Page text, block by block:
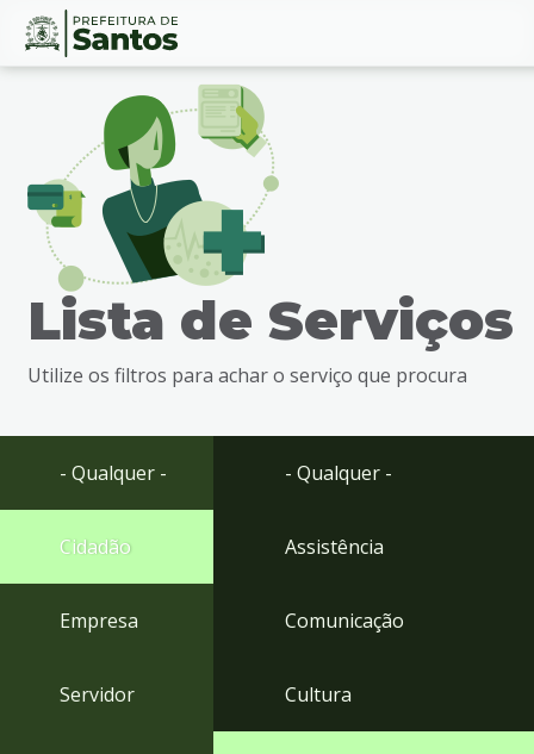
Ir
busca
Ir
rodapé
Conteúdo
Lista de Serviços
Utilize os filtros para achar o serviço que procura
- Qualquer -
Cidadão
Empresa
Servidor
- Qualquer -
Assistência
Comunicação
Cultura